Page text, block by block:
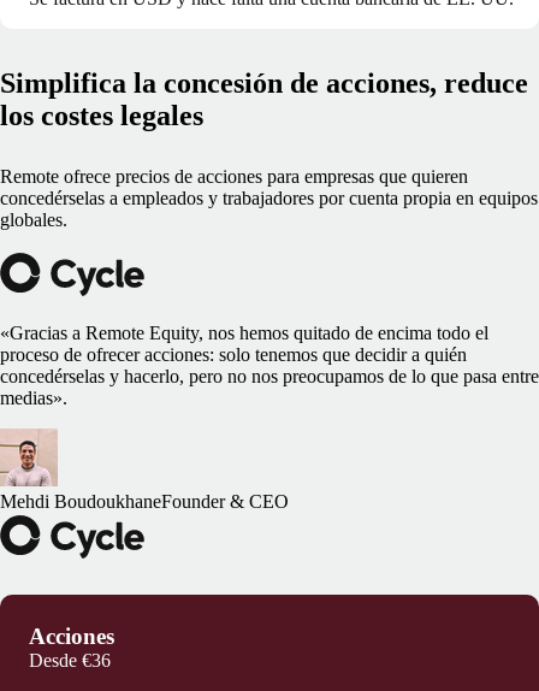
Simplifica la concesión de acciones, reduce
los costes legales
Remote ofrece precios de acciones para empresas que quieren
concedérselas a empleados y trabajadores por cuenta propia en equipos
globales.
«Gracias a Remote Equity, nos hemos quitado de encima todo el
proceso de ofrecer acciones: solo tenemos que decidir a quién
concedérselas y hacerlo, pero no nos preocupamos de lo que pasa entre
medias».
Mehdi BoudoukhaneFounder & CEO
Acciones
Desde €36